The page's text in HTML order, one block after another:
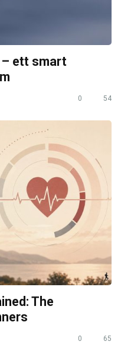
– ett smart
0 54
The
0 65